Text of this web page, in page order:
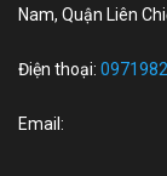
Nam, Quận Liên
Điện thoại:
Email: